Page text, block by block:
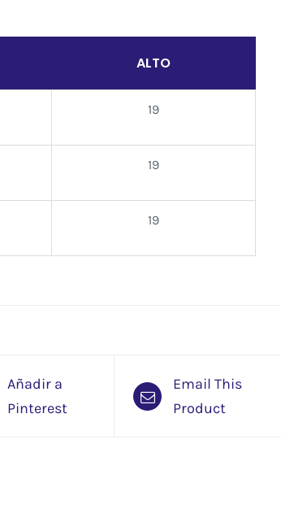
ALTO
19
19
19
Añadir a
Pinterest
Email This
Product